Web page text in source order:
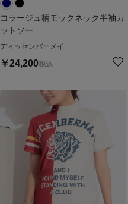
コラージュ柄モックネック半袖カ
ットソー
ディッセンバーメイ
￥24,200税込